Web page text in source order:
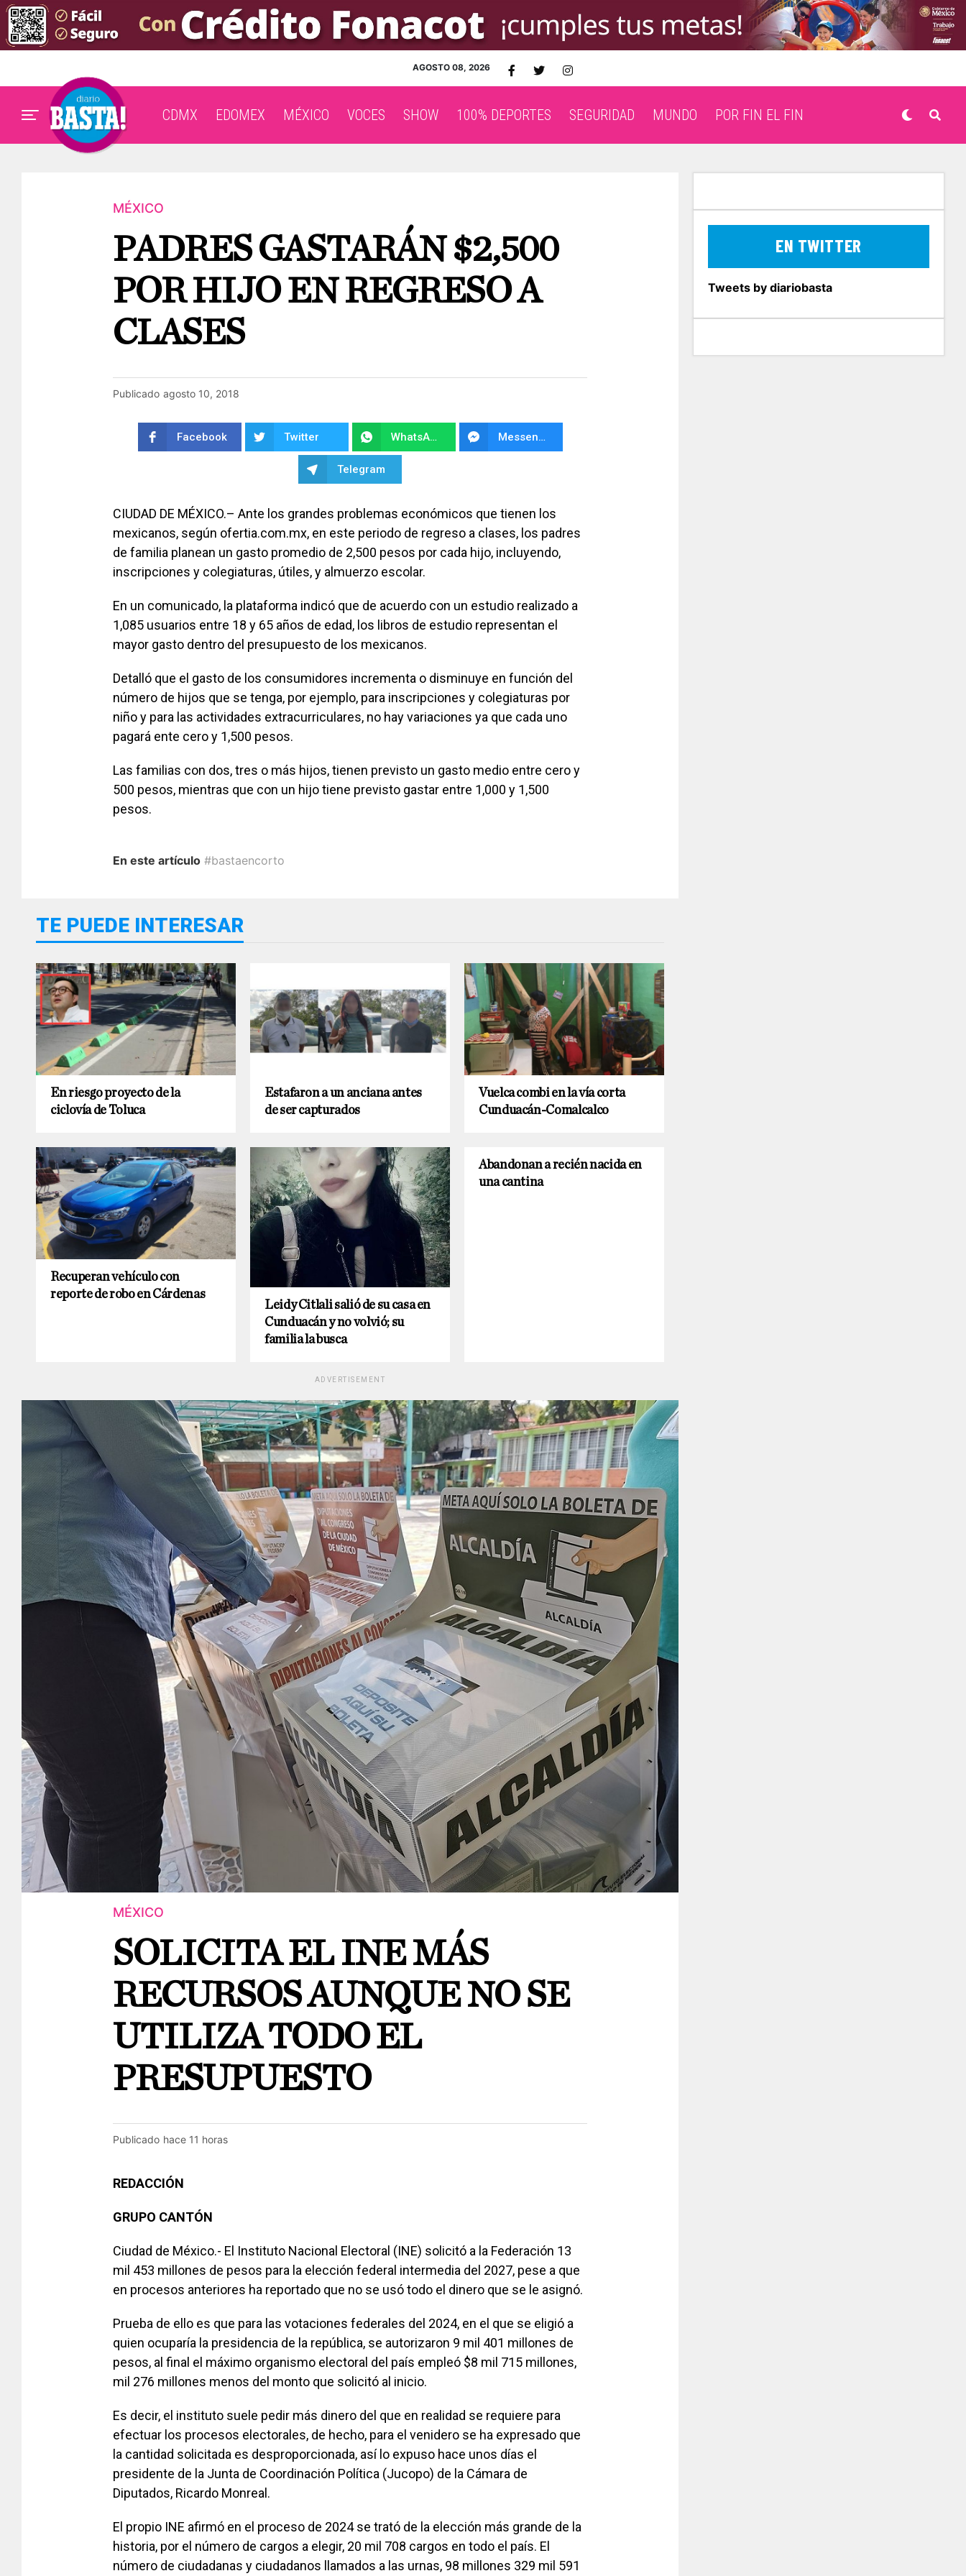
AGOSTO 08, 2026
CDMX EDOMEX MÉXICO VOCES SHOW 100% DEPORTES SEGURIDAD MUNDO POR FIN EL FIN
MÉXICO
PADRES GASTARÁN $2,500
POR HIJO EN REGRESO A
CLASES
Publicado agosto 10, 2018
Facebook Twitter WhatsApp Messenger
Telegram
CIUDAD DE MÉXICO.– Ante los grandes problemas económicos que tienen los
mexicanos, según ofertia.com.mx, en este periodo de regreso a clases, los padres
de familia planean un gasto promedio de 2,500 pesos por cada hijo, incluyendo,
inscripciones y colegiaturas, útiles, y almuerzo escolar.
En un comunicado, la plataforma indicó que de acuerdo con un estudio realizado a
1,085 usuarios entre 18 y 65 años de edad, los libros de estudio representan el
mayor gasto dentro del presupuesto de los mexicanos.
Detalló que el gasto de los consumidores incrementa o disminuye en función del
número de hijos que se tenga, por ejemplo, para inscripciones y colegiaturas por
niño y para las actividades extracurriculares, no hay variaciones ya que cada uno
pagará ente cero y 1,500 pesos.
Las familias con dos, tres o más hijos, tienen previsto un gasto medio entre cero y
500 pesos, mientras que con un hijo tiene previsto gastar entre 1,000 y 1,500
pesos.
En este artículo #bastaencorto
TE PUEDE INTERESAR
En riesgo proyecto de la
ciclovía de Toluca
Estafaron a un anciana antes
de ser capturados
Vuelca combi en la vía corta
Cunduacán-Comalcalco
Recuperan vehículo con
reporte de robo en Cárdenas
Leidy Citlali salió de su casa en
Cunduacán y no volvió; su
familia la busca
Abandonan a recién nacida en
una cantina
ADVERTISEMENT
MÉXICO
SOLICITA EL INE MÁS
RECURSOS AUNQUE NO SE
UTILIZA TODO EL
PRESUPUESTO
Publicado hace 11 horas
REDACCIÓN
GRUPO CANTÓN
Ciudad de México.- El Instituto Nacional Electoral (INE) solicitó a la Federación 13
mil 453 millones de pesos para la elección federal intermedia del 2027, pese a que
en procesos anteriores ha reportado que no se usó todo el dinero que se le asignó.
Prueba de ello es que para las votaciones federales del 2024, en el que se eligió a
quien ocuparía la presidencia de la república, se autorizaron 9 mil 401 millones de
pesos, al final el máximo organismo electoral del país empleó $8 mil 715 millones,
mil 276 millones menos del monto que solicitó al inicio.
Es decir, el instituto suele pedir más dinero del que en realidad se requiere para
efectuar los procesos electorales, de hecho, para el venidero se ha expresado que
la cantidad solicitada es desproporcionada, así lo expuso hace unos días el
presidente de la Junta de Coordinación Política (Jucopo) de la Cámara de
Diputados, Ricardo Monreal.
El propio INE afirmó en el proceso de 2024 se trató de la elección más grande de la
historia, por el número de cargos a elegir, 20 mil 708 cargos en todo el país. El
número de ciudadanas y ciudadanos llamados a las urnas, 98 millones 329 mil 591
EN TWITTER
Tweets by diariobasta